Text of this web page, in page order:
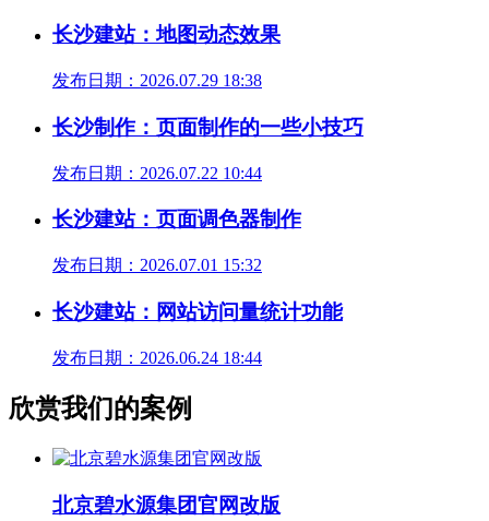
长沙建站：地图动态效果
发布日期：2026.07.29 18:38
长沙制作：页面制作的一些小技巧
发布日期：2026.07.22 10:44
长沙建站：页面调色器制作
发布日期：2026.07.01 15:32
长沙建站：网站访问量统计功能
发布日期：2026.06.24 18:44
欣赏我们的案例
北京碧水源集团官网改版